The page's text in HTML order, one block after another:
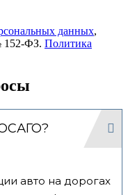
данных,
152-ФЗ. Политика
авто на дорогах